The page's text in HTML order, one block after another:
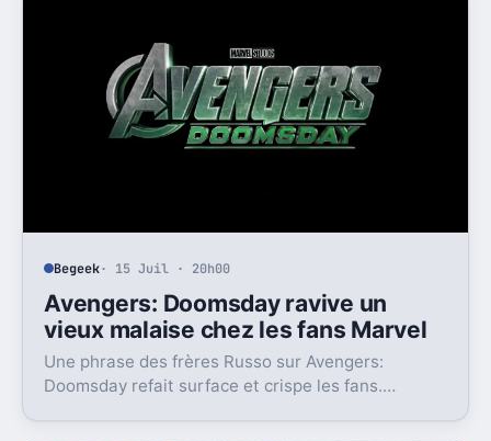
Begeek· 15 Juil · 20h00
Avengers: Doomsday ravive un
vieux malaise chez les fans Marvel
Une phrase des frères Russo sur Avengers:
Doomsday refait surface et crispe les fans.